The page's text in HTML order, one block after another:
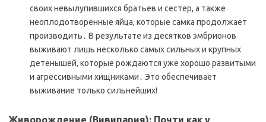
своих невылупившихся братьев и сестер, а также
неоплодотворенные яйца, которые самка продолжает
производить․ В результате из десятков эмбрионов
выживают лишь несколько самых сильных и крупных
детенышей, которые рождаются уже хорошо развитыми
и агрессивными хищниками․ Это обеспечивает
выживание только сильнейших!
Живорождение (Вивипария): Почти как у